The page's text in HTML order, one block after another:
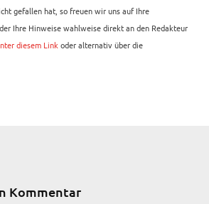
gefallen hat, so freuen wir uns auf Ihre
Ihre Hinweise wahlweise direkt an den Redakteur
diesem Link oder alternativ über die
Kommentar